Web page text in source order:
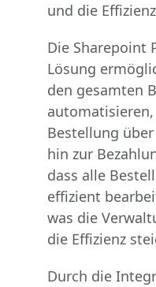
und die
Die Sharepoint
Lösung
den gesamten
Bestellung
hin zur
dass alle
effizient
was die
die Effizienz
Durch die